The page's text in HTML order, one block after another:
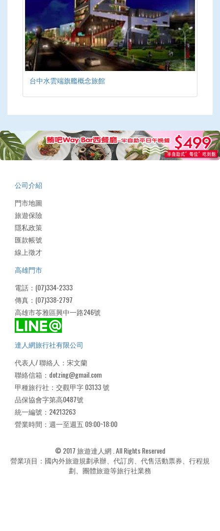
台中水雲端旗艦概念旅館
公司介紹
門市地圖
旅遊保險
隱私政策
匯款帳號
線上徵才
高雄門市
電話：(07)334-2333
傳真：(07)338-2797
高雄市苓雅區興中一路246號
達人網旅行社有限公司
代表人/ 聯絡人：宋文蘭
聯絡信箱：dotzing@gmail.com
甲種旅行社：交觀甲字 03133 號
品保協會字第高0487號
統一編號：24213263
營業時間：週一至週五 09:00~18:00
© 2017 旅遊達人網 . All Rights Reserved
營業項目：國內外旅遊規劃承辦、代訂房、代售活動票券、行程規
劃、團體旅遊等旅行社業務